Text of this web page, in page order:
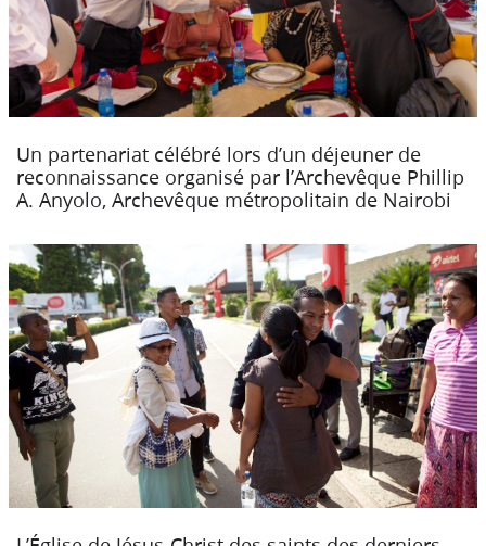
Un partenariat célébré lors d’un déjeuner de
reconnaissance organisé par l’Archevêque Phillip
A. Anyolo, Archevêque métropolitain de Nairobi